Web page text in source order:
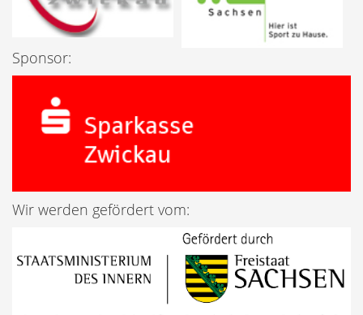
Sponsor:
Wir werden gefördert vom: